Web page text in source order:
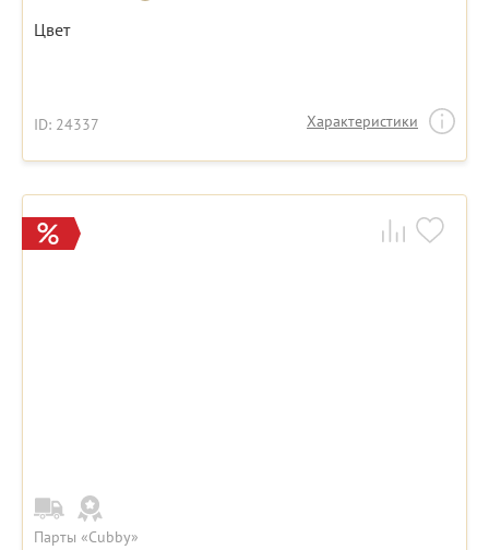
Цвет
ID: 24337 Характеристики
Парты «Cubby»